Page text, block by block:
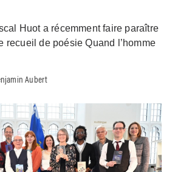
Huot a récemment faire paraître
recueil de poésie Quand l’homme
Aubert